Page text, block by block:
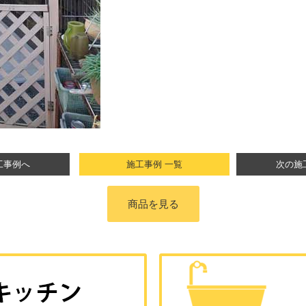
例へ 施工事例 一覧 次の
商品を見る